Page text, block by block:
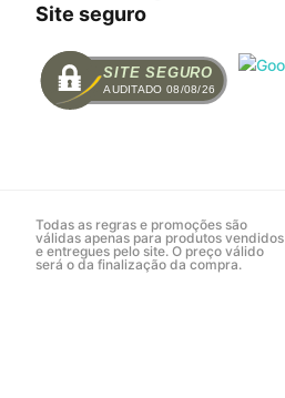
Site seguro
SITE SEGURO
AUDITADO 08/08/26
Todas as regras e promoções são
válidas apenas para produtos vendidos
e entregues pelo site. O preço válido
será o da finalização da compra.